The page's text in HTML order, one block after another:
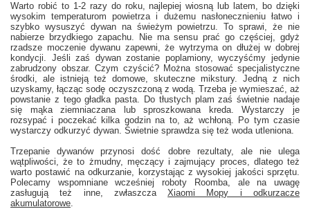
Warto robić to 1-2 razy do roku, najlepiej wiosną lub latem, bo dzięki
wysokim temperaturom powietrza i dużemu nasłonecznieniu łatwo i
szybko wysuszyć dywan na świeżym powietrzu. To sprawi, że nie
nabierze brzydkiego zapachu. Nie ma sensu prać go częściej, gdyż
rzadsze moczenie dywanu zapewni, że wytrzyma on dłużej w dobrej
kondycji. Jeśli zaś dywan zostanie poplamiony, wyczyśćmy jedynie
zabrudzony obszar. Czym czyścić? Można stosować specjalistyczne
środki, ale istnieją też domowe, skuteczne mikstury. Jedną z nich
uzyskamy, łącząc sodę oczyszczoną z wodą. Trzeba je wymieszać, aż
powstanie z tego gładka pasta. Do tłustych plam zaś świetnie nadaje
się mąka ziemniaczana lub sproszkowana kreda. Wystarczy je
rozsypać i poczekać kilka godzin na to, aż wchłoną. Po tym czasie
wystarczy odkurzyć dywan. Świetnie sprawdza się też woda utleniona.
Trzepanie dywanów przynosi dość dobre rezultaty, ale nie ulega
wątpliwości, że to żmudny, męczący i zajmujący proces, dlatego też
warto postawić na odkurzanie, korzystając z wysokiej jakości sprzętu.
Polecamy wspomniane wcześniej roboty Roomba, ale na uwagę
zasługują też inne, zwłaszczaXiaomi Mopy i odkurzacze
akumulatorowe.